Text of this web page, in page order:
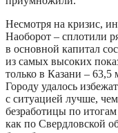
Несмотря на кризис,
Наоборот – сплотили
в основной капитал
из самых высоких
только в Казани – 63,5
Городу удалось
с ситуацией лучше,
безработицы по
как по Свердловской